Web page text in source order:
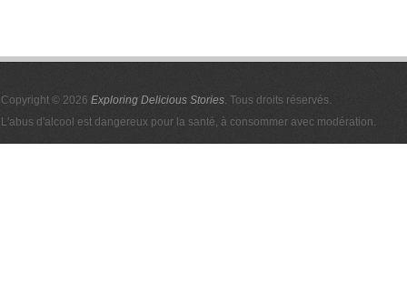
Copyright © 2026 Exploring Delicious Stories. Tous droits réservés.
L'abus d'alcool est dangereux pour la santé, à consommer avec modération.